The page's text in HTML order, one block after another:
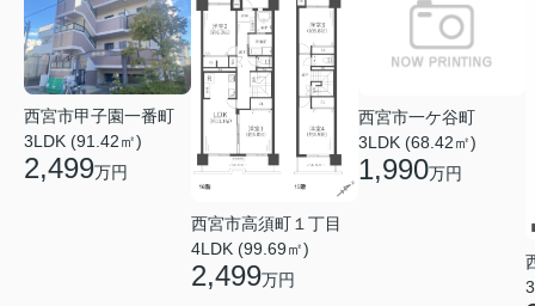
西宮市甲子園一番町
3LDK (91.42㎡)
2,499万円
西宮市高須町１丁目
4LDK (99.69㎡)
2,499万円
西宮市一ケ谷町
3LDK (68.42㎡)
1,990万円